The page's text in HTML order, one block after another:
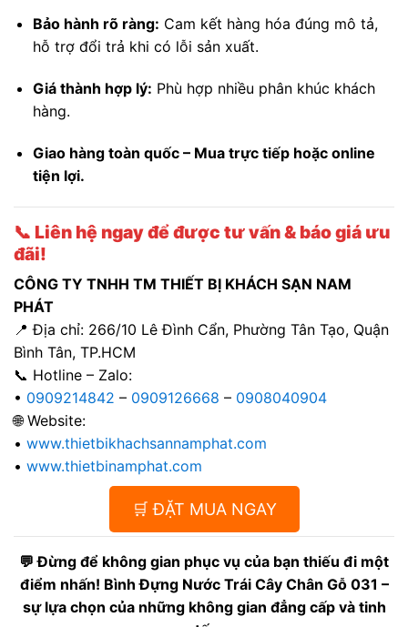
Bảo hành rõ ràng: Cam kết hàng hóa đúng mô tả,
hỗ trợ đổi trả khi có lỗi sản xuất.
Giá thành hợp lý: Phù hợp nhiều phân khúc khách
hàng.
Giao hàng toàn quốc – Mua trực tiếp hoặc online
tiện lợi.
📞 Liên hệ ngay để được tư vấn & báo giá ưu
đãi!
CÔNG TY TNHH TM THIẾT BỊ KHÁCH SẠN NAM
PHÁT
📍 Địa chỉ: 266/10 Lê Đình Cẩn, Phường Tân Tạo, Quận
Bình Tân, TP.HCM
📞 Hotline – Zalo:
• 0909214842 – 0909126668 – 0908040904
🌐 Website:
• www.thietbikhachsannamphat.com
• www.thietbinamphat.com
🛒 ĐẶT MUA NGAY
💬 Đừng để không gian phục vụ của bạn thiếu đi một
điểm nhấn! Bình Đựng Nước Trái Cây Chân Gỗ 031 –
sự lựa chọn của những không gian đẳng cấp và tinh